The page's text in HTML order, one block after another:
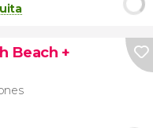
Beach +